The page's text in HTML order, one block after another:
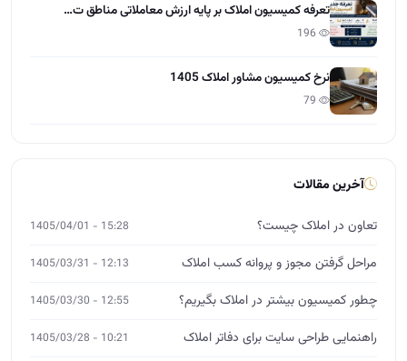
تعرفه کمیسیون املاک بر پایه ارزش معاملاتی مناطق ت…
نرخ کمیسیون مشاور املاک 1405
آخرین مقالات
تعاون در املاک چیست؟ 15:28 - 1405/04/01
مراحل گرفتن مجوز و پروانه کسب املاک 12:13 - 1405/03/31
چطور کمیسیون بیشتر در املاک بگیریم؟ 12:55 - 1405/03/30
راهنمایی طراحی سایت برای دفاتر املاک 10:21 - 1405/03/28